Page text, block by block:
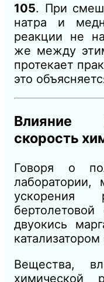
105. При
натра и
реакции не
же между
протекает
это
Влияние
скорость
Говоря о
ускорения
двуокись
Вещества,
химической